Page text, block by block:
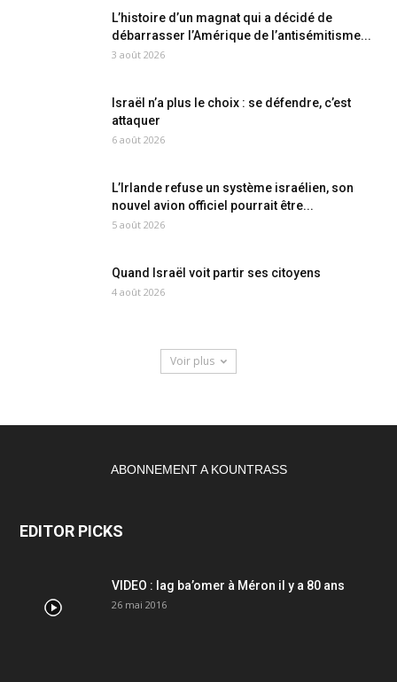
L’histoire d’un magnat qui a décidé de
débarrasser l’Amérique de l’antisémitisme...
3 août 2026
Israël n’a plus le choix : se défendre, c’est
attaquer
6 août 2026
L’Irlande refuse un système israélien, son
nouvel avion officiel pourrait être...
5 août 2026
Quand Israël voit partir ses citoyens
4 août 2026
Voir plus
ABONNEMENT A KOUNTRASS
EDITOR PICKS
VIDEO : lag ba’omer à Méron il y a 80 ans
26 mai 2016